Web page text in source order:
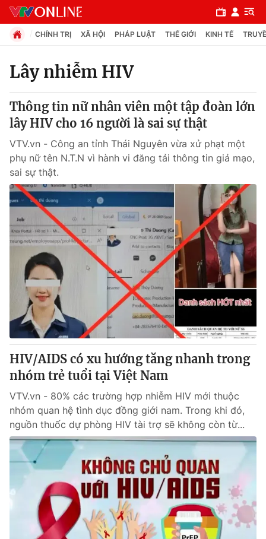
Chuyên mục
Chính trị
Xã hội
Pháp luật
Y tế
Thế giới
Tin tức
Thế giới đó đây
Câu chuyện quốc tế
Kinh tế
Tài chính
Thị trường
Góc doanh nghiệp
Dữ liệu và đời sống
Truyền hình
Hậu trường
Nhân vật
Khán giả
Giải sao mai
Giải trí
Điện ảnh
Âm nhạc
Sao
Đời sống
Du lịch
Làm đẹp
Chất lượng cuộc sống
Giáo dục
Tuyển sinh
Học trực tuyến
Công nghệ
Hitech Công nghệ tương lai
Giao lưu trực tuyến
CHÍNH TRỊ XÃ HỘI PHÁP LUẬT THẾ GIỚI KINH TẾ
Lây nhiễm HIV
Thông tin nữ nhân viên một tập đoàn lớn
lây HIV cho 16 người là sai sự thật
VTV.vn - Công an tỉnh Thái Nguyên vừa xử phạt một
phụ nữ tên N.T.N vì hành vi đăng tải thông tin giả mạo,
sai sự thật.
HIV/AIDS có xu hướng tăng nhanh trong
nhóm trẻ tuổi tại Việt Nam
VTV.vn - 80% các trường hợp nhiễm HIV mới thuộc
nhóm quan hệ tình dục đồng giới nam. Trong khi đó,
nguồn thuốc dự phòng HIV tài trợ sẽ không còn từ...